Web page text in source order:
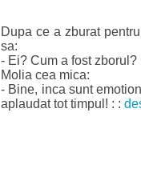
Dupa ce a zburat
sa:
- Ei? Cum a fost zborul?
Molia cea mica:
- Bine, inca sunt
aplaudat tot timpul! : :